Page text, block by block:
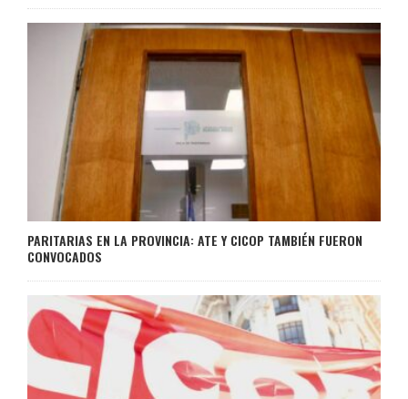
PARITARIAS EN LA PROVINCIA: ATE Y CICOP TAMBIÉN FUERON
CONVOCADOS